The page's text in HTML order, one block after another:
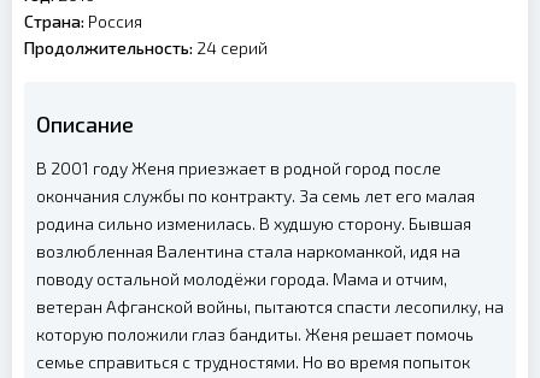
Страна: Россия
Продолжительность: 24 серий
Описание
В 2001 году Женя приезжает в родной город после
окончания службы по контракту. За семь лет его малая
родина сильно изменилась. В худшую сторону. Бывшая
возлюбленная Валентина стала наркоманкой, идя на
поводу остальной молодёжи города. Мама и отчим,
ветеран Афганской войны, пытаются спасти лесопилку, на
которую положили глаз бандиты. Женя решает помочь
семье справиться с трудностями. Но во время попыток